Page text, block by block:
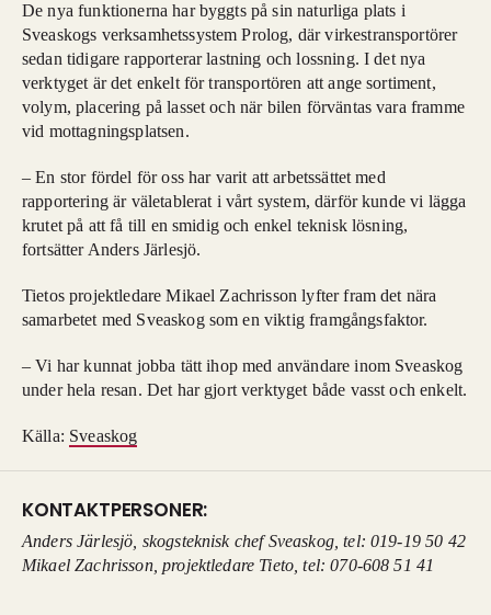
De nya funktionerna har byggts på sin naturliga plats i
Sveaskogs verksamhetssystem Prolog, där virkestransportörer
sedan tidigare rapporterar lastning och lossning. I det nya
verktyget är det enkelt för transportören att ange sortiment,
volym, placering på lasset och när bilen förväntas vara framme
vid mottagningsplatsen.
– En stor fördel för oss har varit att arbetssättet med
rapportering är väletablerat i vårt system, därför kunde vi lägga
krutet på att få till en smidig och enkel teknisk lösning,
fortsätter Anders Järlesjö.
Tietos projektledare Mikael Zachrisson lyfter fram det nära
samarbetet med Sveaskog som en viktig framgångsfaktor.
– Vi har kunnat jobba tätt ihop med användare inom Sveaskog
under hela resan. Det har gjort verktyget både vasst och enkelt.
Källa: Sveaskog
KONTAKTPERSONER:
Anders Järlesjö, skogsteknisk chef Sveaskog, tel: 019-19 50 42
Mikael Zachrisson, projektledare Tieto, tel: 070-608 51 41